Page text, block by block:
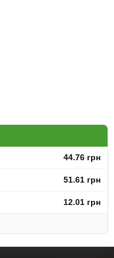
44.76 грн
51.61 грн
12.01 грн